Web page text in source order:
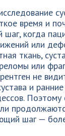
время и
шаг, когда
или
ткань,
или
не
и
Поэтому
шаг —